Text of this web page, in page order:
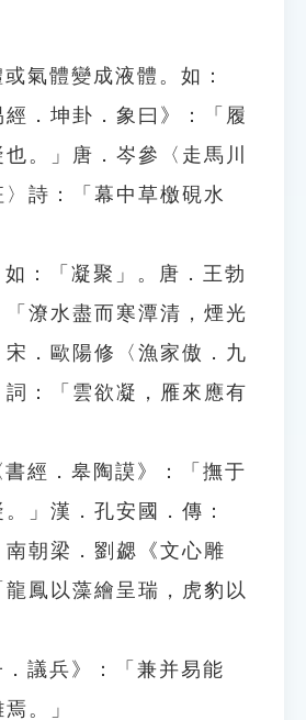
氣體變成液體。如：
經．坤卦．象曰》：「履
。」唐．岑參〈走馬川
詩：「幕中草檄硯水
：「凝聚」。唐．王勃
「潦水盡而寒潭清，煙光
．歐陽修〈漁家傲．九
詞：「雲欲凝，雁來應有
經．皋陶謨》：「撫于
」漢．孔安國．傳：
南朝梁．劉勰《文心雕
鳳以藻繪呈瑞，虎豹以
議兵》：「兼并易能
。」